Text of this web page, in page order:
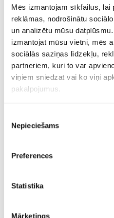
Mēs izmantojam sīkfailus, lai
reklāmas, nodrošinātu
un analizētu mūsu
izmantojat mūsu vietni, mēs
sociālās saziņas līdzekļu,
partneriem, kuri to var
viņiem sniedzat vai ko viņi
pakalpojumus.
izvēle
Nepieciešams
Preferences
Statistika
Mārketings